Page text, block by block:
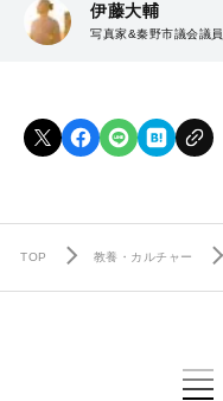
伊藤大輔
写真家&秦野市議会議員
TOP 教養・カルチャー